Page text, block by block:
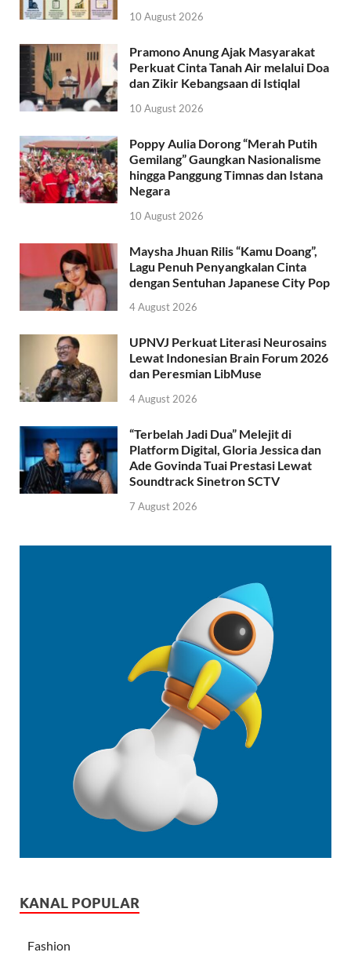
10 August 2026
Pramono Anung Ajak Masyarakat
Perkuat Cinta Tanah Air melalui Doa
dan Zikir Kebangsaan di Istiqlal
10 August 2026
Poppy Aulia Dorong “Merah Putih
Gemilang” Gaungkan Nasionalisme
hingga Panggung Timnas dan Istana
Negara
10 August 2026
Maysha Jhuan Rilis “Kamu Doang”,
Lagu Penuh Penyangkalan Cinta
dengan Sentuhan Japanese City Pop
4 August 2026
UPNVJ Perkuat Literasi Neurosains
Lewat Indonesian Brain Forum 2026
dan Peresmian LibMuse
4 August 2026
“Terbelah Jadi Dua” Melejit di
Platform Digital, Gloria Jessica dan
Ade Govinda Tuai Prestasi Lewat
Soundtrack Sinetron SCTV
7 August 2026
KANAL POPULAR
Fashion